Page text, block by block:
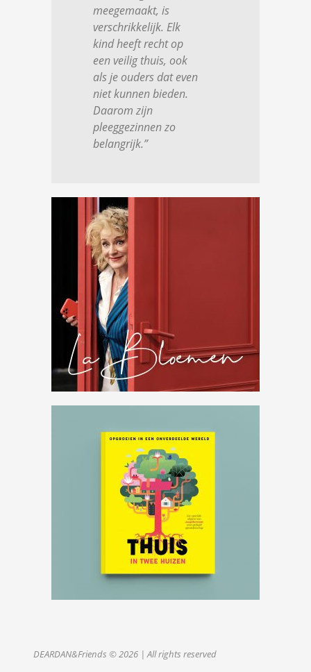
meegemaakt, is
verschrikkelijk. Elk
kind heeft recht op
een veilig thuis, ook
als je ouders dat even
niet kunnen bieden.
Daarom zijn
pleeggezinnen zo
belangrijk.”
DEARDAN&Friends © 2026 |All rights reserved